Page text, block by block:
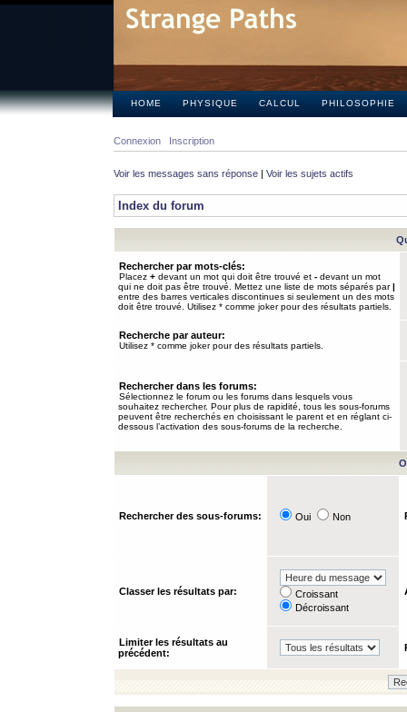
HOME PHYSIQUE CALCUL PHILOSOPHIE
Connexion Inscription
Voir les messages sans réponse | Voir les sujets actifs
Index du forum
Rechercher par mots-clés:
Placez + devant un mot qui doit être trouvé et - devant un mot
qui ne doit pas être trouvé. Mettez une liste de mots séparés par|
entre des barres verticales discontinues si seulement un des mots
doit être trouvé. Utilisez * comme joker pour des résultats partiels.
Recherche par auteur:
Utilisez * comme joker pour des résultats partiels.
Rechercher dans les forums:
Sélectionnez le forum ou les forums dans lesquels vous
souhaitez rechercher. Pour plus de rapidité, tous les sous-forums
peuvent être recherchés en choisissant le parent et en réglant ci-
dessous l’activation des sous-forums de la recherche.
Rechercher des sous-forums: Oui Non
Classer les résultats par:
Croissant
Décroissant
Limiter les résultats au
précédent: